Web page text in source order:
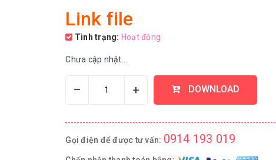
Link file
Tình trạng: Hoạt động
Chưa cập nhật...
– + DOWNLOAD
Gọi điện để được tư vấn: 0914 193 019